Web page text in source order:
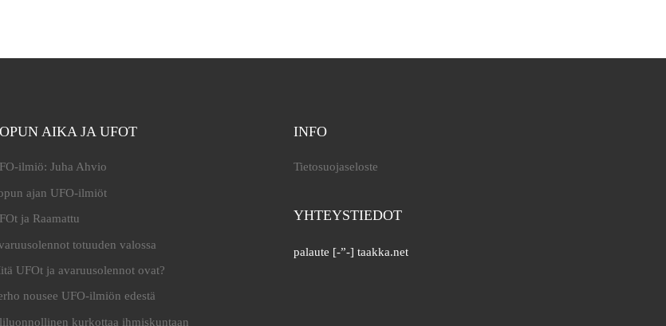
AIKA JA UFOT
ilmiö: Juha Ahvio
ajan UFO-ilmiöt
ja Raamattu
totuuden valossa
UFOt ja avaruusolennot ovat?
nousee UFO-ilmiön edestä
kurkottaa ihmiskuntaan
INFO
Tietosuojaseloste
YHTEYSTIEDOT
palaute [-”-] taakka.net